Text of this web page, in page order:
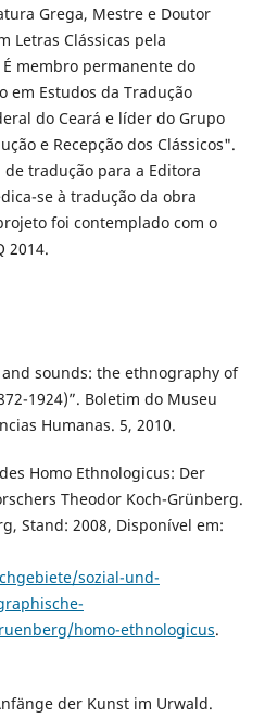
Grega, Mestre e Doutor
Letras Clássicas pela
membro permanente do
em Estudos da Tradução
do Ceará e líder do Grupo
e Recepção dos Clássicos".
tradução para a Editora
se à tradução da obra
foi contemplado com o
2014.
sounds: the ethnography of
1924)”. Boletim do Museu
Humanas. 5, 2010.
Homo Ethnologicus: Der
Theodor Koch-Grünberg.
Stand: 2008, Disponível em:
sozial-und-
homo-ethnologicus.
der Kunst im Urwald.